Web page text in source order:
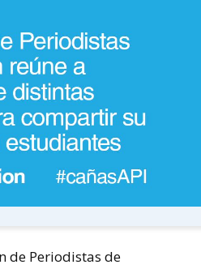
de Periodistas de